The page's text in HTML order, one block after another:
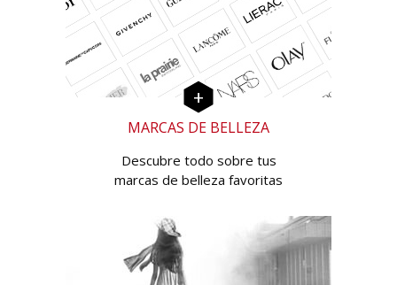
MARCAS DE BELLEZA
Descubre todo sobre tus
marcas de belleza favoritas